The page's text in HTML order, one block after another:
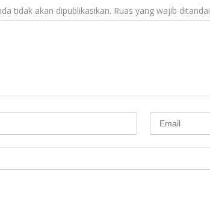
tidak akan dipublikasikan. Ruas yang wajib ditandai